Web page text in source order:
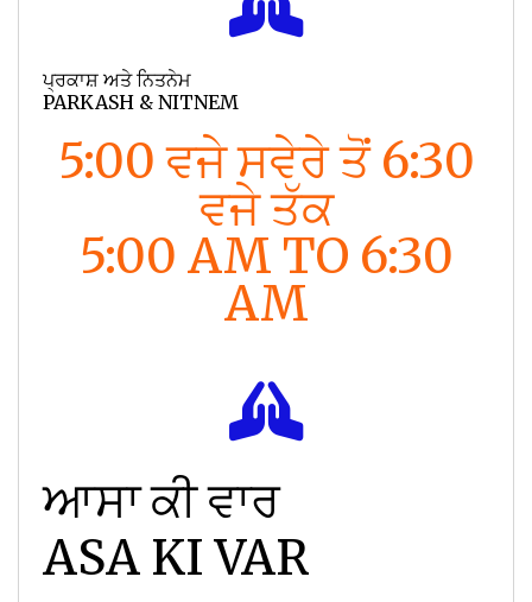
ਪ੍ਰਕਾਸ਼ ਅਤੇ ਨਿਤਨੇਮ
PARKASH & NITNEM
5:00 ਵਜੇ ਸਵੇਰੇ ਤੋਂ 6:30
ਵਜੇ ਤੱਕ
5:00 AM TO 6:30
AM
ਆਸਾ ਕੀ ਵਾਰ
ASA KI VAR